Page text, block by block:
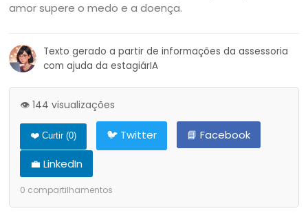
amor supere o medo e a doença.
Texto gerado a partir de informações da assessoria
com ajuda da estagiárIA
👁️ 144 visualizações
❤️ Curtir (0) 🐦 Twitter
📘 Facebook
💼 LinkedIn
0 compartilhamentos